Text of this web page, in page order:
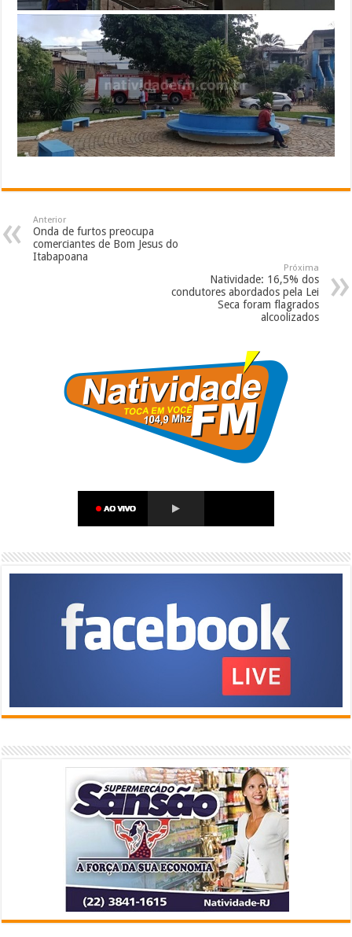
Anterior
Onda de furtos preocupa
comerciantes de Bom Jesus do
Itabapoana
Próxima
Natividade: 16,5% dos
condutores abordados pela Lei
Seca foram flagrados
alcoolizados